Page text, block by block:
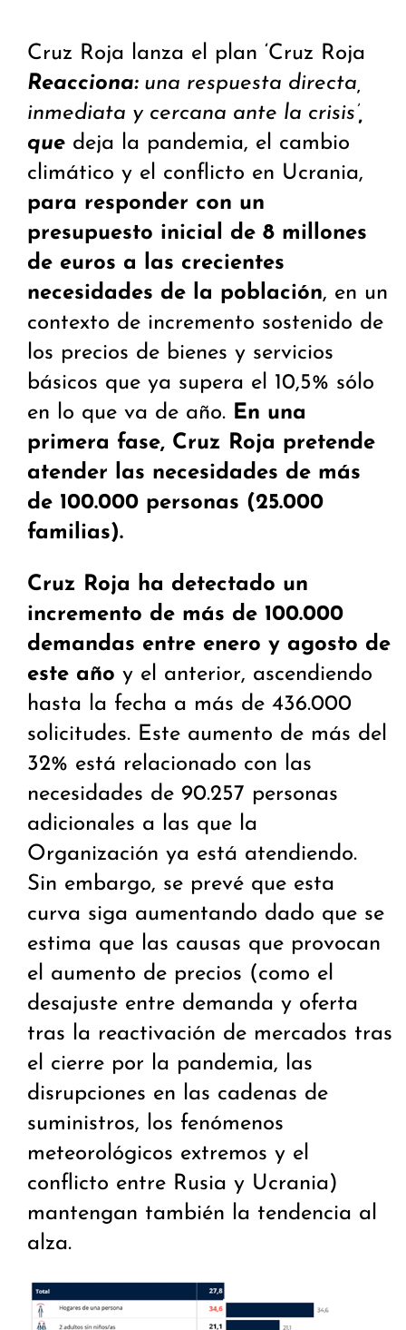
Cruz Roja lanza el plan ‘Cruz Roja
Reacciona: una respuesta directa,
inmediata y cercana ante la crisis’,
que deja la pandemia, el cambio
climático y el conflicto en Ucrania,
para responder con un
presupuesto inicial de 8 millones
de euros a las crecientes
necesidades de la población, en un
contexto de incremento sostenido de
los precios de bienes y servicios
básicos que ya supera el 10,5% sólo
en lo que va de año. En una
primera fase, Cruz Roja pretende
atender las necesidades de más
de 100.000 personas (25.000
familias).
Cruz Roja ha detectado un
incremento de más de 100.000
demandas entre enero y agosto de
este año y el anterior, ascendiendo
hasta la fecha a más de 436.000
solicitudes. Este aumento de más del
32% está relacionado con las
necesidades de 90.257 personas
adicionales a las que la
Organización ya está atendiendo.
Sin embargo, se prevé que esta
curva siga aumentando dado que se
estima que las causas que provocan
el aumento de precios (como el
desajuste entre demanda y oferta
tras la reactivación de mercados tras
el cierre por la pandemia, las
disrupciones en las cadenas de
suministros, los fenómenos
meteorológicos extremos y el
conflicto entre Rusia y Ucrania)
mantengan también la tendencia al
alza.